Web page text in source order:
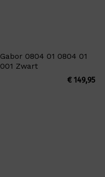
Gabor 0804 01 0804 01
001 Zwart
€149,95